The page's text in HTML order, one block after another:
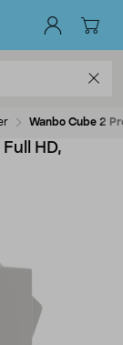
Wanbo Cube 2
HD,